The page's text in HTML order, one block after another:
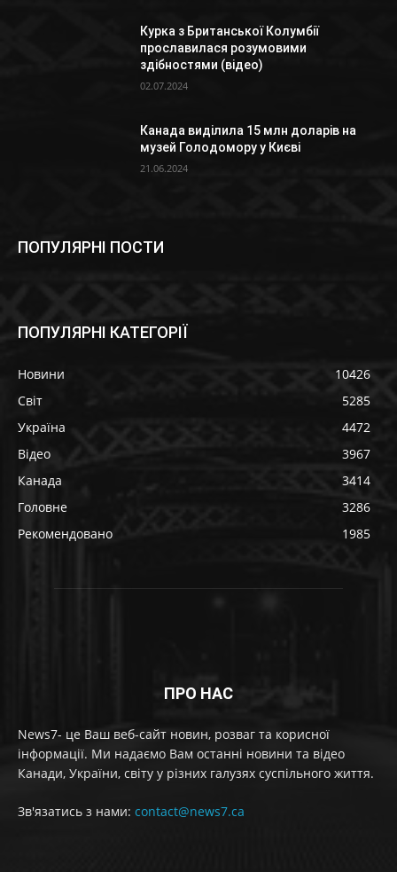
Курка з Британської Колумбії
прославилася розумовими
здібностями (відео)
02.07.2024
Канада виділила 15 млн доларів на
музей Голодомору у Києві
21.06.2024
ПОПУЛЯРНІ ПОСТИ
ПОПУЛЯРНІ КАТЕГОРІЇ
Новини
10426
Світ
5285
Україна
4472
Відео
3967
Канада
3414
Головне
3286
Рекомендовано
1985
ПРО НАС
News7- це Ваш веб-сайт новин, розваг та корисної
інформації. Ми надаємо Вам останні новини та відео
Канади, України, світу у різних галузях суспільного життя.
Зв'язатись з нами: contact@news7.ca